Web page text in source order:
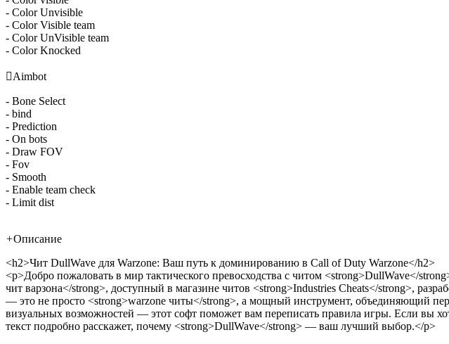
- Color Unvisible
- Color Visible team
- Color UnVisible team
- Color Knocked
Aimbot
- Bone Select
- bind
- Prediction
- On bots
- Draw FOV
- Fov
- Smooth
- Enable team check
- Limit dist
+Описание
<h2>Чит DullWave для Warzone: Ваш путь к доминированию в Call of Duty Warzone</h2>
<p>Добро пожаловать в мир тактического превосходства с читом <strong>DullWave</
чит варзона</strong>, доступный в магазине читов <strong>Industries Cheats</strong>,
— это не просто <strong>warzone читы</strong>, а мощный инструмент, объединяющий
визуальных возможностей — этот софт поможет вам переписать правила игры. Если вы
текст подробно расскажет, почему <strong>DullWave</strong> — ваш лучший выбор.</p>